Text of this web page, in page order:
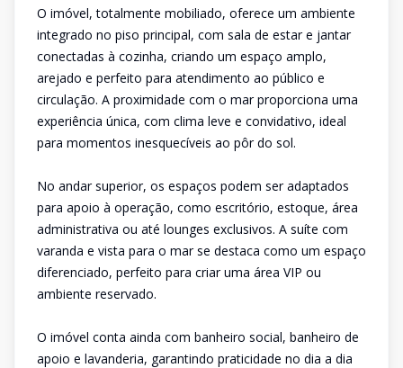
O imóvel, totalmente mobiliado, oferece um ambiente
integrado no piso principal, com sala de estar e jantar
conectadas à cozinha, criando um espaço amplo,
arejado e perfeito para atendimento ao público e
circulação. A proximidade com o mar proporciona uma
experiência única, com clima leve e convidativo, ideal
para momentos inesquecíveis ao pôr do sol.
No andar superior, os espaços podem ser adaptados
para apoio à operação, como escritório, estoque, área
administrativa ou até lounges exclusivos. A suíte com
varanda e vista para o mar se destaca como um espaço
diferenciado, perfeito para criar uma área VIP ou
ambiente reservado.
O imóvel conta ainda com banheiro social, banheiro de
apoio e lavanderia, garantindo praticidade no dia a dia